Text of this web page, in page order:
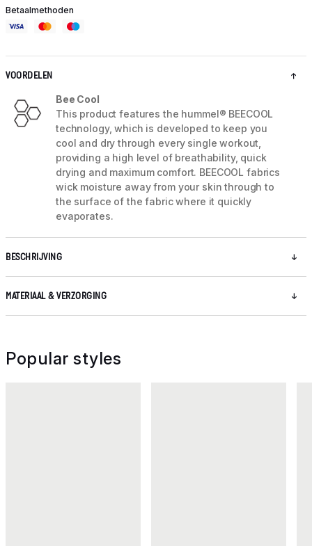
Betaalmethoden
VOORDELEN
Bee Cool
This product features the hummel® BEECOOL
technology, which is developed to keep you
cool and dry through every single workout,
providing a high level of breathability, quick
drying and maximum comfort. BEECOOL fabrics
wick moisture away from your skin through to
the surface of the fabric where it quickly
evaporates.
BESCHRIJVING
MATERIAAL & VERZORGING
Popular styles